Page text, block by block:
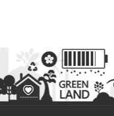
ทุจริต รอบ 6 เดือน
รายงานผลการดำเนิ